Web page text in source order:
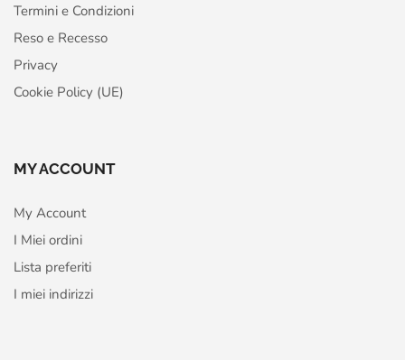
Termini e Condizioni
Reso e Recesso
Privacy
Cookie Policy (UE)
MY ACCOUNT
My Account
I Miei ordini
Lista preferiti
I miei indirizzi